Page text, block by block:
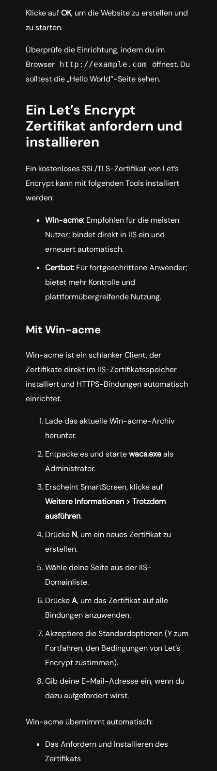
Klicke aufOK, um die Website zu erstellen und
zu starten.
Überprüfe die Einrichtung, indem du im
Browser
http://example.com
öffnest. Du
solltest die „Hello World“-Seite sehen.
Ein Let’s Encrypt
Zertifikat anfordern und
installieren
Ein kostenloses SSL/TLS-Zertifikat von Let’s
Encrypt kann mit folgenden Tools installiert
werden:
Win-acme: Empfohlen für die meisten
Nutzer; bindet direkt in IIS ein und
erneuert automatisch.
Certbot: Für fortgeschrittene Anwender;
bietet mehr Kontrolle und
plattformübergreifende Nutzung.
Mit Win-acme
Win-acme ist ein schlanker Client, der
Zertifikate direkt im IIS-Zertifikatsspeicher
installiert und HTTPS-Bindungen automatisch
einrichtet.
Lade das aktuelle Win-acme-Archiv
herunter.
Entpacke es und startewacs.exeals
Administrator.
Erscheint SmartScreen, klicke auf
Weitere Informationen > Trotzdem
ausführen.
Drücke N, um ein neues Zertifikat zu
erstellen.
Wähle deine Seite aus der IIS-
Domainliste.
DrückeA, um das Zertifikat auf alle
Bindungen anzuwenden.
Akzeptiere die Standardoptionen (Y zum
Fortfahren, den Bedingungen von Let’s
Encrypt zustimmen).
Gib deine E-Mail-Adresse ein, wenn du
dazu aufgefordert wirst.
Win-acme übernimmt automatisch:
Das Anfordern und Installieren des
Zertifikats